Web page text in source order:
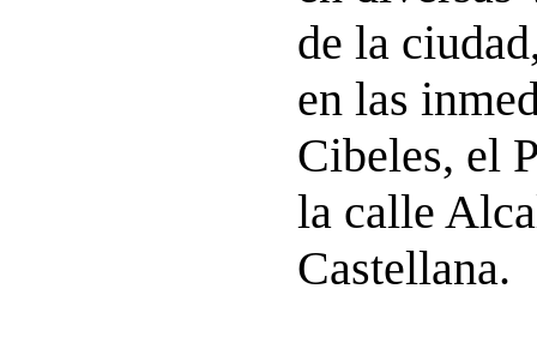
de la
en las
Cibeles, el
la calle
Castellana.